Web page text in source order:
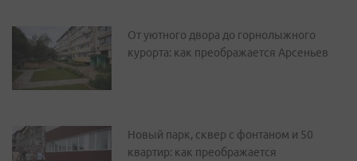
От уютного двора до горнолыжного
курорта: как преображается Арсеньев
Новый парк, сквер с фонтаном и 50
квартир: как преображается